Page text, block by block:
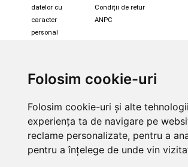
Folosim cookie-uri
Folosim cookie-uri și alte
experiența ta de navigare pe
reclame personalizate, pentru a
pentru a înțelege de unde vin
datelor cu
caracter
personal
Condiții de retur
ANPC
Magazin snowboard
Legături Rome SDS
Skate & longboard
Santa Cruz
Îmbrăcăminte schi și
Căști și ochelari Alpina
Ochelari Oakley
Ochelari Alpina